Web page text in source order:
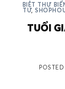
BIỆT THỰ
TƯ,
TUỔI